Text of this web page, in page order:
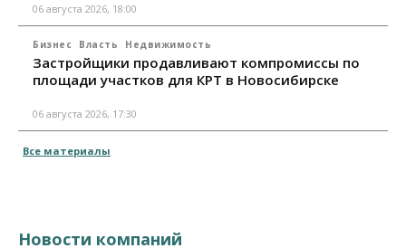
06 августа 2026, 18:00
Бизнес Власть Недвижимость
Застройщики продавливают компромиссы по
площади участков для КРТ в Новосибирске
06 августа 2026, 17:30
Все материалы
Новости компаний